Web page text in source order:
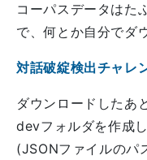
コーパスデータはた
で、何とか自分でダ
対話破綻検出チャレ
ダウンロードしたあ
devフォルダを作成
(JSONファイルのパ